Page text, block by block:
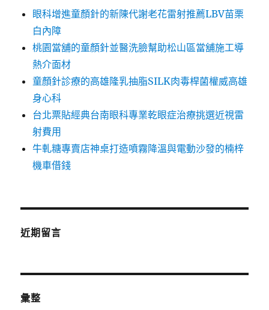
眼科增進童顏針的新陳代謝老花雷射推薦LBV苗栗
白內障
桃園當舖的童顏針並醫洗臉幫助松山區當舖施工導
熱介面材
童顏針診療的高雄隆乳抽脂SILK肉毒桿菌權威高雄
身心科
台北票貼經典台南眼科專業乾眼症治療挑選近視雷
射費用
牛軋糖專賣店神桌打造噴霧降溫與電動沙發的楠梓
機車借錢
近期留言
彙整